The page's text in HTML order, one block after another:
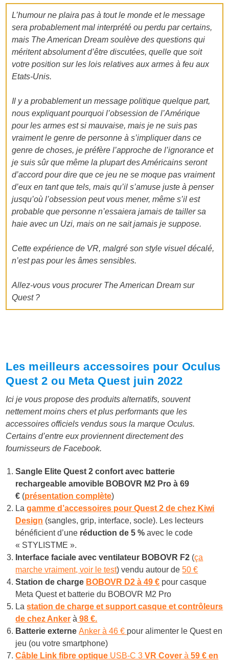
L’humour ne plaira pas à tout le monde et le message
sera probablement mal interprété ou perdu par certains,
mais The American Dream soulève des questions qui
méritent absolument d’être discutées, quelle que soit
votre position sur les lois relatives aux armes à feu aux
Etats-Unis.
Il y a probablement un message politique quelque part,
nous expliquant pourquoi l’obsession de l’Amérique
pour les armes est si mauvaise, mais je ne suis pas
vraiment le genre de personne à s’impliquer dans ce
genre de choses, je préfère l’approche de l’ignorance et
je suis sûr que même la plupart des Américains seront
d’accord pour dire que ce jeu ne se moque pas vraiment
d’eux en tant que tels, mais qu’il s’amuse juste à penser
jusqu’où l’obsession peut vous mener, même s’il est
probable que personne n’essaiera jamais de tailler sa
haie avec un Uzi, mais on ne sait jamais je suppose.
Cette expérience de VR, malgré son style visuel décalé,
n’est pas pour les âmes sensibles.
Allez-vous vous procurer The American Dream sur
Quest ?
Les meilleurs accessoires pour Oculus
Quest 2 ou Meta Quest juin 2022
Ici je vous propose des produits alternatifs, souvent
nettement moins chers et plus performants que les
accessoires officiels vendus sous la marque Oculus.
Certains d’entre eux proviennent directement des
fournisseurs de Facebook.
Sangle Elite Quest 2 confort avec batterie
rechargeable amovible BOBOVR M2 Pro à 69
€ (présentation complète)
Lagamme d’accessoires pour Quest 2 de chez Kiwi
Design (sangles, grip, interface, socle). Les lecteurs
bénéficient d’une réduction de 5 % avec le code
« STYLISTME ».
Interface faciale avec ventilateur BOBOVR F2 (ça
marche vraiment, voir le test) vendu autour de50 €
Station de charge BOBOVR D2 à 49 € pour casque
Meta Quest et batterie du BOBOVR M2 Pro
Lastation de charge et support casque et contrôleurs
de chez Anker à 98 €.
Batterie externe Anker à 46 € pour alimenter le Quest en
jeu (ou votre smartphone)
Câble Linkfibre optique USB-C 3VR Cover à59 € en